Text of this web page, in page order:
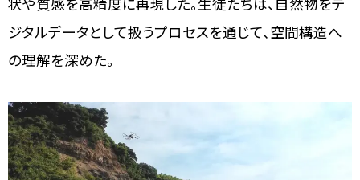
ジタルデータとして扱うプロセスを通じて、空間構造へ
の理解を深めた。